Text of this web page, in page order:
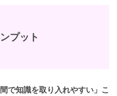
プット
で知識を取り入れやすい」こ